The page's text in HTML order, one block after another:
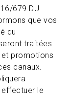
679 DU
que vos
du
traitées
promotions
canaux.
le